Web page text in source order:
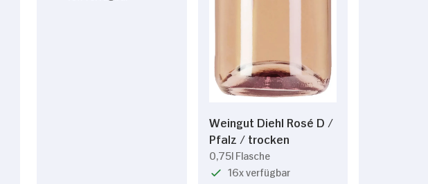
Weingut Diehl Rosé D /
Pfalz / trocken
0,75l Flasche
16x verfügbar